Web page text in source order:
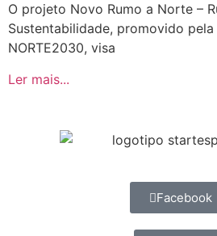
O projeto Novo Rumo a Norte –
Sustentabilidade, promovido
NORTE2030, visa
Ler mais...
Facebook